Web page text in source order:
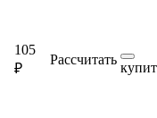
105
₽
Рассчитать